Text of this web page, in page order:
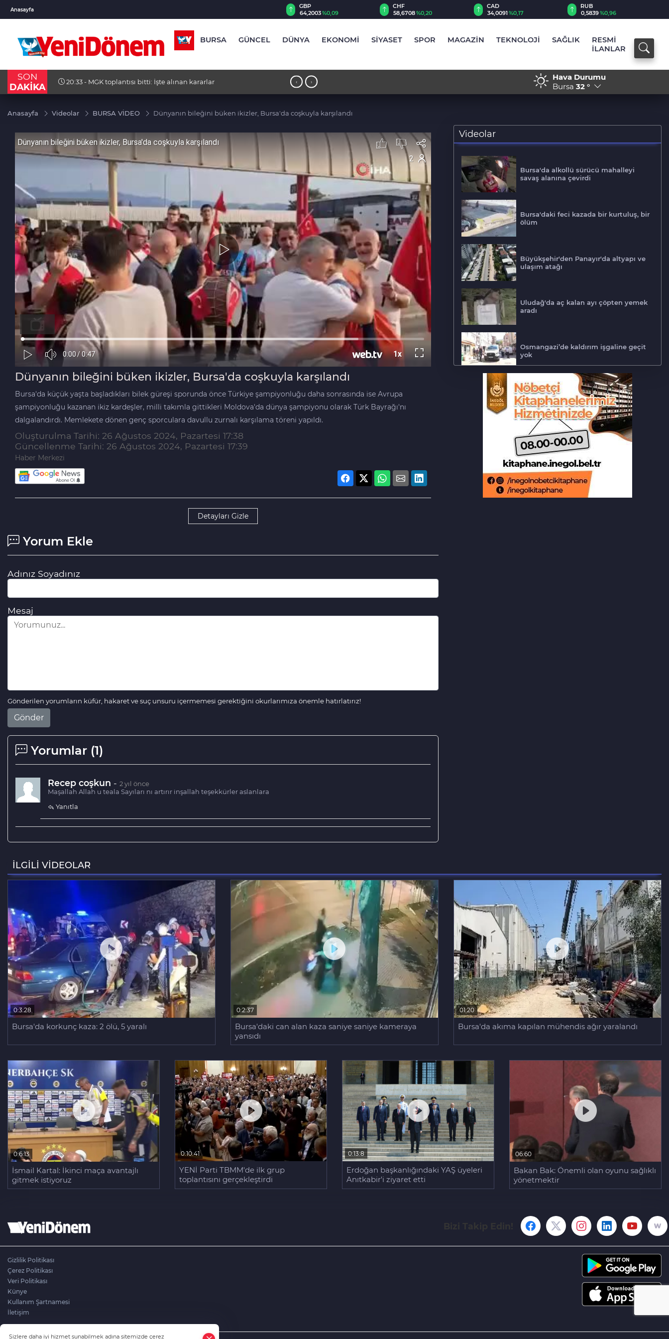
Anasayfa
USD
47,6876
CHF
58,6708 %0,20
CAD
34,0091%0,17
RUB
0,5839%0,96
AED
12,9809%0,20
BURSA GÜNCEL DÜNYA EKONOMİ SİYASET SPOR MAGAZİN TEKNOLOJİ SAĞLIK
RESMİ
İLANLAR
SON
DAKİKA
17:53 - Özel ve Ağbaba’nın fezlekeleri TBMM’de gündem oldu 17:30 - Husiler’den
‹ ›
Hava Durumu
Bursa 32 °
Anasayfa Videolar BURSA VİDEO Dünyanın bileğini büken ikizler, Bursa'da coşkuyla karşılandı
Dünyanın bileğini büken ikizler, Bursa'da coşkuyla karşılandı
Bursa'da küçük yaşta başladıkları bilek güreşi sporunda önce Türkiye şampiyonluğu daha sonrasında ise Avrupa
şampiyonluğu kazanan ikiz kardeşler, milli takımla gittikleri Moldova'da dünya şampiyonu olarak Türk Bayrağı'nı
dalgalandırdı. Memlekete dönen genç sporculara davullu zurnalı karşılama töreni yapıldı.
Oluşturulma Tarihi: 26 Ağustos 2024, Pazartesi 17:38
Güncellenme Tarihi: 26 Ağustos 2024, Pazartesi 17:39
Haber Merkezi
Detayları Gizle
Yorum Ekle
Adınız Soyadınız
Mesaj
Gönderilen yorumların küfür, hakaret ve suç unsuru içermemesi gerektiğini okurlarımıza önemle hatırlatırız!
Gönder
Yorumlar (1)
Recep coşkun - 2 yıl önce
Maşallah Allah u teala Sayıları nı artırır inşallah teşekkürler aslanlara
Yanıtla
Videolar
Bursa'da alkollü sürücü mahalleyi
savaş alanına çevirdi
Bursa'daki feci kazada bir kurtuluş, bir
ölüm
Büyükşehir'den Panayır'da altyapı ve
ulaşım atağı
Uludağ'da aç kalan ayı çöpten yemek
aradı
Osmangazi’de kaldırım işgaline geçit
yok
Biba müjdeyi verdi: Bu ay hizmete
açılıyor
Bursa'da lastik tamirhanesi küle
döndü
Bursa'da ilklerin festivalinde çocuklar
şen kahkahalar attı
İLGİLİ VİDEOLAR
0:3:28
Bursa'da korkunç kaza: 2 ölü, 5 yaralı
0:2:37
Bursa'daki can alan kaza saniye saniye kameraya
yansıdı
01:20
Bursa'da akıma kapılan mühendis ağır yaralandı
0:6:13
İsmail Kartal: İkinci maça avantajlı
gitmek istiyoruz
0:10:41
YENİ Parti TBMM'de ilk grup
toplantısını gerçekleştirdi
0:13:8
Erdoğan başkanlığındaki YAŞ üyeleri
Anıtkabir'i ziyaret etti
06:60
Bakan Bak: Önemli olan oyunu sağlıklı
yönetmektir
Gizlilik Politikası
Çerez Politikası
Veri Politikası
Künye
Kullanım Şartnamesi
İletişim
Sizlere daha iyi hizmet sunabilmek adına sitemizde çerez